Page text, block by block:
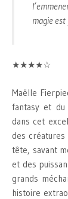
magie est
★★★★☆
Maëlle
fantasy et
dans cet
des créatures
tête, savant
et des
grands
histoire